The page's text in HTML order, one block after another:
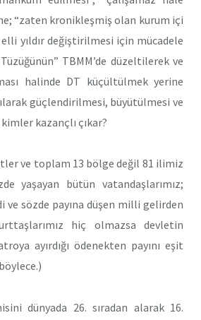
“zaten kronikleşmiş olan kurum içi
yıldır değiştirilmesi için mücadele
TBMM’de düzeltilerek ve
halinde DT küçültülmek yerine
güçlendirilmesi, büyütülmesi ve
kazançlı çıkar?
ve toplam 13 bölge değil 81 ilimiz
yaşayan bütün vatandaşlarımız;
ve sözde payına düşen milli gelirden
hiç olmazsa devletin
ayırdığı ödenekten payını eşit
dünyada 26. sıradan alarak 16.